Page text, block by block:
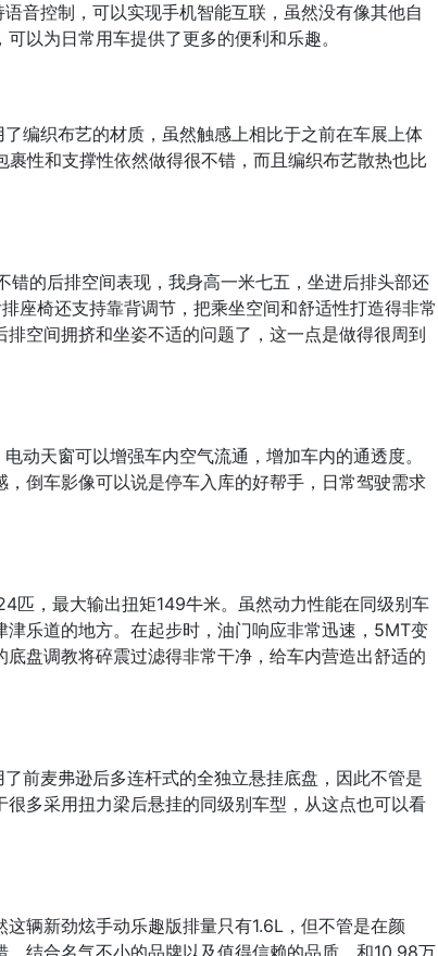
音控制，可以实现手机智能互联，虽然没有像其他自
以为日常用车提供了更多的便利和乐趣。
编织布艺的材质，虽然触感上相比于之前在车展上体
性和支撑性依然做得很不错，而且编织布艺散热也比
的后排空间表现，我身高一米七五，坐进后排头部还
座椅还支持靠背调节，把乘坐空间和舒适性打造得非常
空间拥挤和坐姿不适的问题了，这一点是做得很周到
动天窗可以增强车内空气流通，增加车内的通透度。
倒车影像可以说是停车入库的好帮手，日常驾驶需求
匹，最大输出扭矩149牛米。虽然动力性能在同级别车
乐道的地方。在起步时，油门响应非常迅速，5MT变
盘调教将碎震过滤得非常干净，给车内营造出舒适的
前麦弗逊后多连杆式的全独立悬挂底盘，因此不管是
多采用扭力梁后悬挂的同级别车型，从这点也可以看
辆新劲炫手动乐趣版排量只有1.6L，但不管是在颜
结合名气不小的品牌以及值得信赖的品质，和10.98万